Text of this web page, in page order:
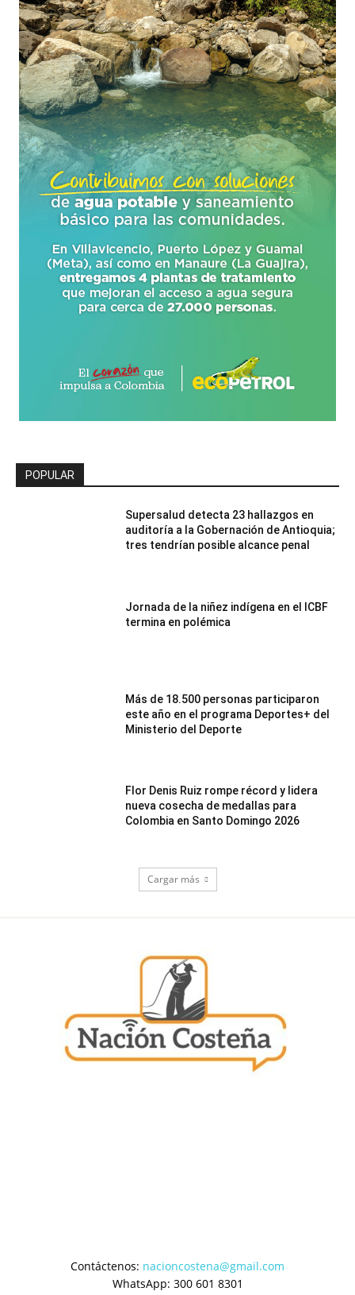
POPULAR
Supersalud detecta 23 hallazgos en
auditoría a la Gobernación de Antioquia;
tres tendrían posible alcance penal
Jornada de la niñez indígena en el ICBF
termina en polémica
Más de 18.500 personas participaron
este año en el programa Deportes+ del
Ministerio del Deporte
Flor Denis Ruiz rompe récord y lidera
nueva cosecha de medallas para
Colombia en Santo Domingo 2026
Cargar más
Contáctenos: nacioncostena@gmail.com
WhatsApp: 300 601 8301